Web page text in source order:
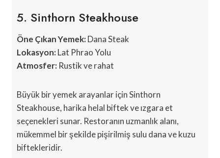
5. Sinthorn Steakhouse
Öne Çıkan Yemek:Dana Steak
Lokasyon:Lat Phrao Yolu
Atmosfer: Rustik ve rahat
Büyük bir yemek arayanlar için Sinthorn
Steakhouse, harika helal biftek ve ızgara et
seçenekleri sunar. Restoranın uzmanlık alanı,
mükemmel bir şekilde pişirilmiş sulu dana ve kuzu
biftekleridir.